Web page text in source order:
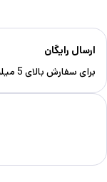
ارسال رایگان
برای سفارش‌ بالای 5 میلیون زیر 5 کیلو